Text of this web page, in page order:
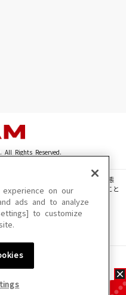
All Rights Reserved.
・写真・動画・音声等を、手段や形態
複製、転載、ファイル化などすること
だけない場合があります。
なる場合があります。
on our
ads and to analyze
to customize